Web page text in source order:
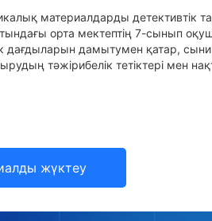
материалдарды детективтік
орта мектептің 7-сынып
дағдыларын дамытумен қатар,
тәжірибелік тетіктері мен
жүктеу